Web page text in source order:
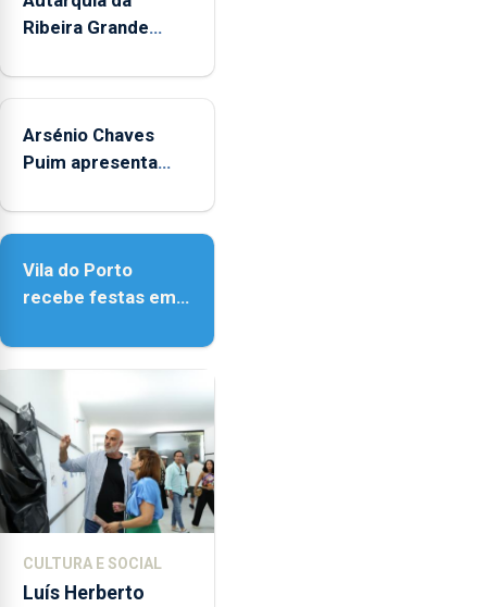
Ribeira Grande
"Museus no Verão"
Arsénio Chaves
Puim apresenta
de Vila do Porto
Vila do Porto
recebe festas em
Senhora da
CULTURA E SOCIAL
Luís Herberto